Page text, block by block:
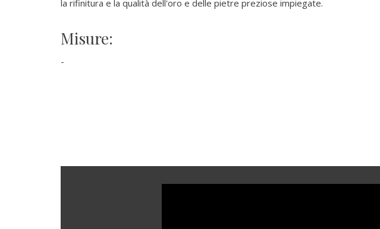
la rifinitura e la qualità dell'oro e delle pietre preziose impiegate.
Misure:
-